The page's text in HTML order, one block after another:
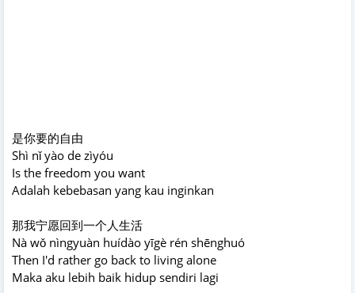
是你要的自由
Shì nǐ yào de zìyóu
Is the freedom you want
Adalah kebebasan yang kau inginkan
那我宁愿回到一个人生活
Nà wǒ nìngyuàn huídào yīgè rén shēnghuó
Then I'd rather go back to living alone
Maka aku lebih baik hidup sendiri lagi